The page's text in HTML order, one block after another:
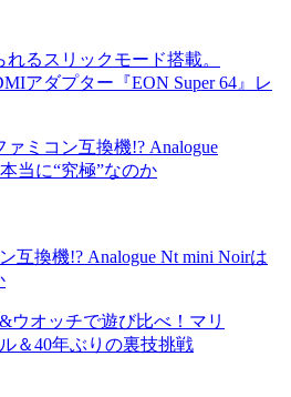
るスリックモード搭載。
アダプター『EON Super 64』レ
互換機!? Analogue Nt mini Noirは